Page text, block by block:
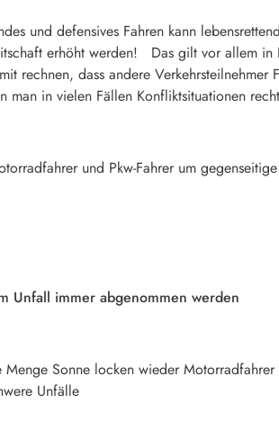
und defensives Fahren kann
erhöht werden! Das gilt vor allem
rechnen, dass andere
man in vielen Fällen Konfliktsituationen
und Pkw-Fahrer um
Unfall immer abgenommen werden
Sonne locken wieder
Unfälle